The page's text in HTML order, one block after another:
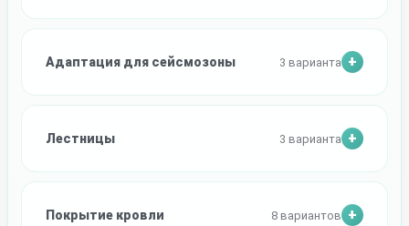
Адаптация для сейсмозоны 3 варианта
Лестницы 3 варианта
Покрытие кровли 8 вариантов